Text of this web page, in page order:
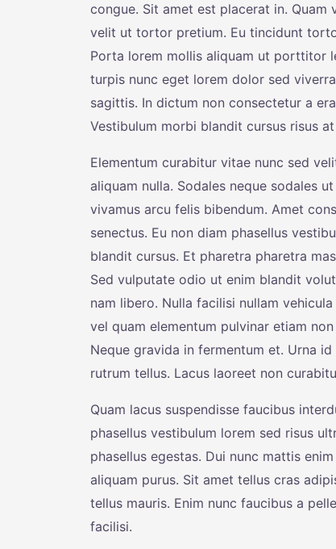
congue. Sit amet est placerat in. Quam
velit ut tortor pretium. Eu tincidunt
Porta lorem mollis aliquam ut porttitor
turpis nunc eget lorem dolor sed
sagittis. In dictum non consectetur a
Vestibulum morbi blandit cursus risus
Elementum curabitur vitae nunc sed
aliquam nulla. Sodales neque sodales
vivamus arcu felis bibendum. Amet
senectus. Eu non diam phasellus
blandit cursus. Et pharetra pharetra
Sed vulputate odio ut enim blandit
nam libero. Nulla facilisi nullam
vel quam elementum pulvinar etiam
Neque gravida in fermentum et. Urna
rutrum tellus. Lacus laoreet non
Quam lacus suspendisse faucibus
phasellus vestibulum lorem sed risus
phasellus egestas. Dui nunc mattis
aliquam purus. Sit amet tellus cras
tellus mauris. Enim nunc faucibus a
facilisi.